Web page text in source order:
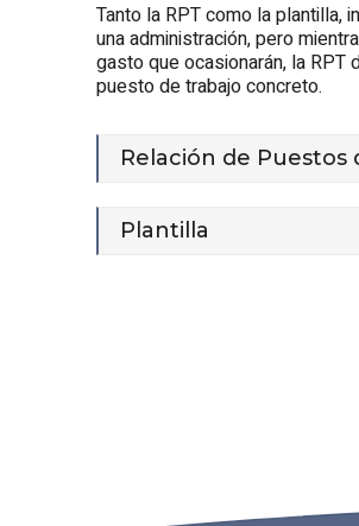
Tanto la RPT como la
una administración, pero
gasto que ocasionarán, la
puesto de trabajo concreto.
Relación de Puestos
Plantilla